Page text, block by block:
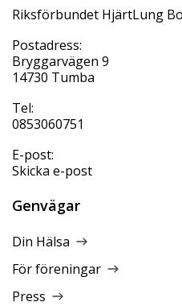
Riksförbundet HjärtLung
Postadress:
Bryggarvägen 9
14730 Tumba
Tel:
0853060751
E-post:
Skicka e-post
Genvägar
Din Hälsa
För föreningar
Press